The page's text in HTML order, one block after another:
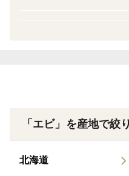
「海洋深層水」とは、水
その特徴として、「清浄
「エビ」を産地で絞
北海道